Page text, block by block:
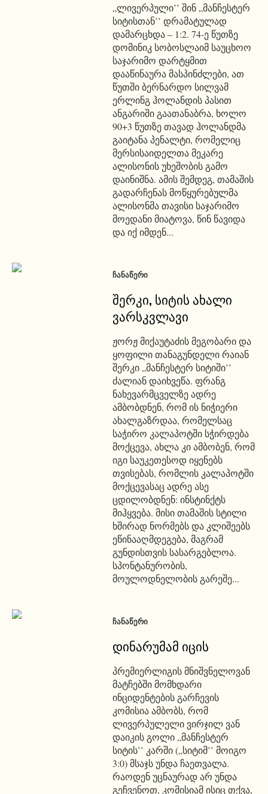
„ლივერპული’’ შინ „მანჩესტერ
სიტისთან’’ დრამატულად
დამარცხდა – 1:2. 74-ე წუთზე
დომინიკ სობოსლაიმ საუცხოო
საჯარიმო დარტყმით
დააწინაურა მასპინძლები, ათ
წუთში ბერნარდო სილვამ
ერლინგ ჰოლანდის პასით
ანგარიში გაათანაბრა, ხოლო
90+3 წუთზე თავად ჰოლანდმა
გაიტანა პენალტი, რომელიც
მერსისაიდელთა მეკარე
ალისონის უხეშობის გამო
დაინიშნა. ამის შემდეგ, თამაშის
გადარჩენას მოწყურებულმა
ალისონმა თავისი საჯარიმო
მოედანი მიატოვა, წინ წავიდა
და იქ იმდენ...
ᲩᲐᲜᲐᲬᲔᲠᲘ
შერკი, სიტის ახალი
ვარსკვლავი
ჟორჟ მიქაუტაძის მეგობარი და
ყოფილი თანაგუნდელი რაიან
შერკი „მანჩესტერ სიტიში’’
ძალიან დაიხვეწა. ფრანგ
ნახევარმცველზე ადრე
ამბობდნენ, რომ ის ნიჭიერი
ახალგაზრდაა, რომელსაც
საჭირო კალაპოტში სჭირდება
მოქცევა, ახლა კი ამბობენ, რომ
იგი საუკეთესოდ იყენებს
თვისებას, რომლის კალაპოტში
მოქცევასაც ადრე ასე
ცდილობდნენ: ინსტინქტს
მიჰყვება. მისი თამაშის სტილი
ხშირად ნორმებს და კლიშეებს
ეწინააღმდეგება, მაგრამ
გუნდისთვის სასარგებლოა.
სპონტანურობის,
მოულოდნელობის გარეშე...
ᲩᲐᲜᲐᲬᲔᲠᲘ
დინარუმამ იცის
პრემიერლიგის მნიშვნელოვან
მატჩებში მომხდარი
ინციდენტების გარჩევის
კომისია ამბობს, რომ
ლივერპულელი ვირჯილ ვან
დაიკის გოლი „მანჩესტერ
სიტის’’ კარში („სიტიმ’’ მოიგო
3:0) მსაჯს უნდა ჩაეთვალა.
რაოდენ უცნაურად არ უნდა
გეჩვენოთ, კომისიამ ისიც თქვა,